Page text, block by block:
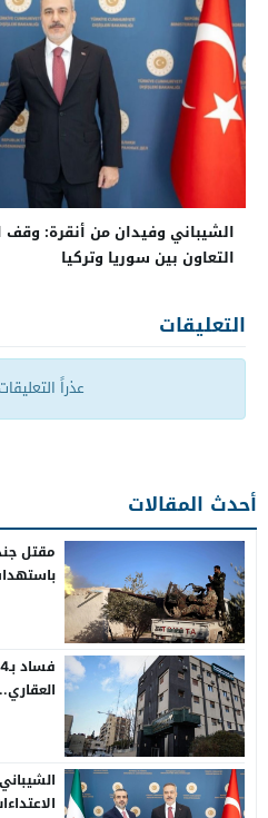
الشيباني وفيدان من أنقرة: وقف
التعاون بين سوريا وتركيا
التعليقات
عذراً
أحدث المقالات
مقتل